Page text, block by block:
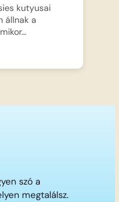
kutyusai
állnak a
szó a
megtalálsz.